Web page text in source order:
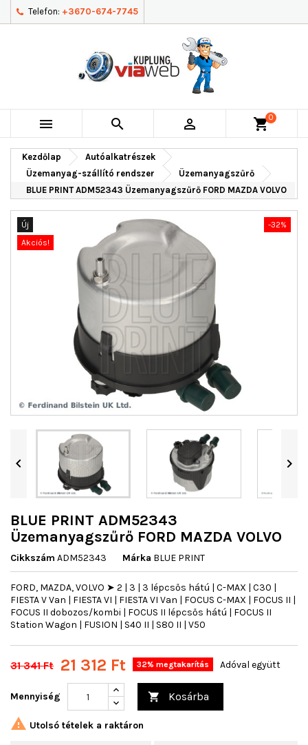
Telefon: +3670-674-7745
   shopping_cart0
Kezdőlap
Autóalkatrészek
Üzemanyag-szállító rendszer
Üzemanyagszűrő
BLUE PRINT ADM52343 Üzemanyagszűrő FORD MAZDA VOLVO
Új
-32%
Akciós!
 
BLUE PRINT ADM52343
Üzemanyagszűrő FORD MAZDA VOLVO
Cikkszám ADM52343 Márka BLUE PRINT
FORD, MAZDA, VOLVO ➤ 2 | 3 | 3 lépcsős hátú | C-MAX | C30 |
FIESTA V Van | FIESTA VI | FIESTA VI Van | FOCUS C-MAX | FOCUS II |
FOCUS II dobozos/kombi | FOCUS II lépcsős hátú | FOCUS II
Station Wagon | FUSION | S40 II | S80 II | V50
31 341 Ft 21 312 Ft 32% megtakarítás Adóval együtt
Mennyiség  Kosárba
 Utolsó tételek a raktáron